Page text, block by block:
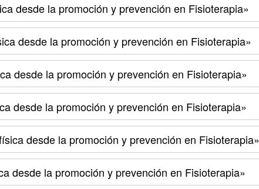
desde la promoción y prevención en Fisioterapia»
desde la promoción y prevención en Fisioterapia»
desde la promoción y prevención en Fisioterapia»
desde la promoción y prevención en Fisioterapia»
desde la promoción y prevención en Fisioterapia»
desde la promoción y prevención en Fisioterapia»